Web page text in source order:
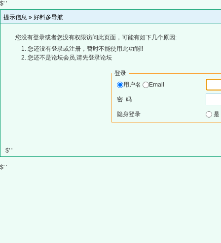
$' '
提示信息 » 好料多导航
您没有登录或者您没有权限访问此页面，可能有如下几个原因:
您还没有登录或注册，暂时不能使用此功能!!
您还不是论坛会员,请先登录论坛
登录
用户名
Email
密 码
隐身登录
$' '
$' '